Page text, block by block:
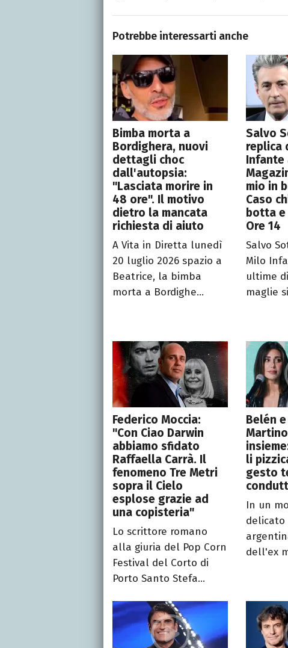
Potrebbe interessarti anche
Bimba morta a
Bordighera, nuovi
dettagli choc
dall'autopsia:
"Lasciata morire in
48 ore". Il motivo
dietro la mancata
richiesta di aiuto
A Vita in Diretta lunedì
20 luglio 2026 spazio a
Beatrice, la bimba
morta a Bordighe...
Salvo
replica
Infante
mio in
Caso
botta
Ore 14
Salvo
Milo
ultime
maglie
Federico Moccia:
"Con Ciao Darwin
abbiamo sfidato
Raffaella Carrà. Il
fenomeno Tre Metri
sopra il Cielo
esplose grazie ad
una copisteria"
Lo scrittore romano
alla giuria del Pop Corn
Festival del Corto di
Porto Santo Stefa...
Belén
li
gesto
In un
delicato
dell'ex